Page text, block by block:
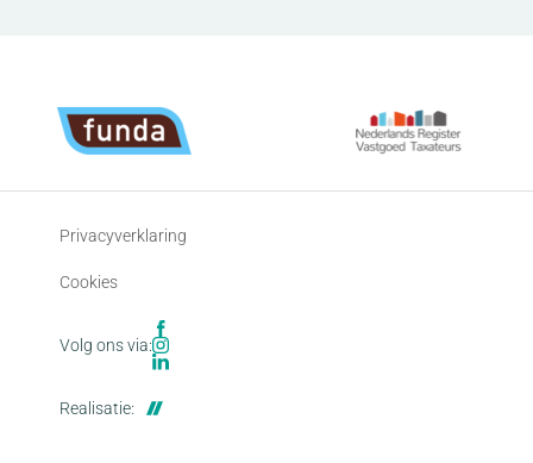
Privacyverklaring
Cookies
Volg ons via:
Realisatie: